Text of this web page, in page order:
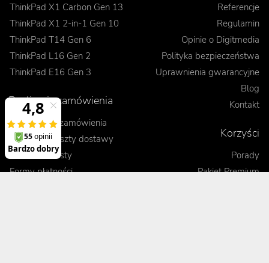
ThinkPad X1 Carbon Gen 13
ThinkPad X1 2-in-1 Gen 10
ThinkPad T14 Gen 6
ThinkPad L16 Gen 2
ThinkPad E16 Gen 3
Referencje
Regulamin
Opinie o Digitmedia
Polityka bezpieczeństwa
Uprawnienia gwarancyjne
Blog
Kontakt
Realizacje zamówienia
Jak dokonać zamówienia
Wysyłka i koszty dostawy
Odbiór osobisty
Formy płatności
Korzyści
Porady
Pakiet Premium